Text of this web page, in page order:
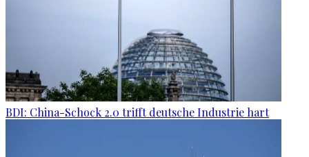
BDI: China-Schock 2.0 trifft deutsche Industrie hart